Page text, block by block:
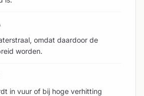
omdat daardoor de
worden.
in vuur of bij hoge verhitting